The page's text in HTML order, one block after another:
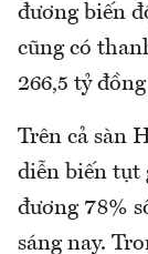
đương biến
cũng có
266,5 tỷ
Trên cả sàn
diễn biến tụt
đương 78%
sáng nay.